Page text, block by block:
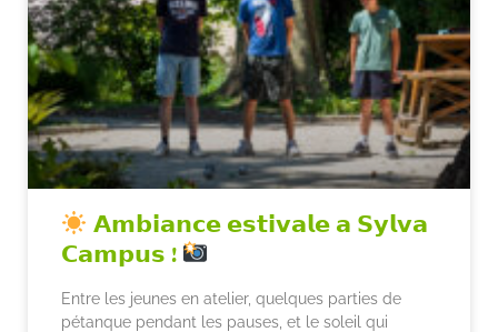
𝗔𝗺𝗯𝗶𝗮𝗻𝗰𝗲 𝗲𝘀𝘁𝗶𝘃𝗮𝗹𝗲 𝗮 𝗦𝘆𝗹𝘃𝗮
𝗖𝗮𝗺𝗽𝘂𝘀 !
Entre les jeunes en atelier, quelques parties de
pétanque pendant les pauses, et le soleil qui